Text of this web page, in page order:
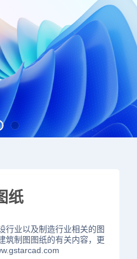
纸
行业以及制造行业相关的图
筑制图图纸的有关内容，更